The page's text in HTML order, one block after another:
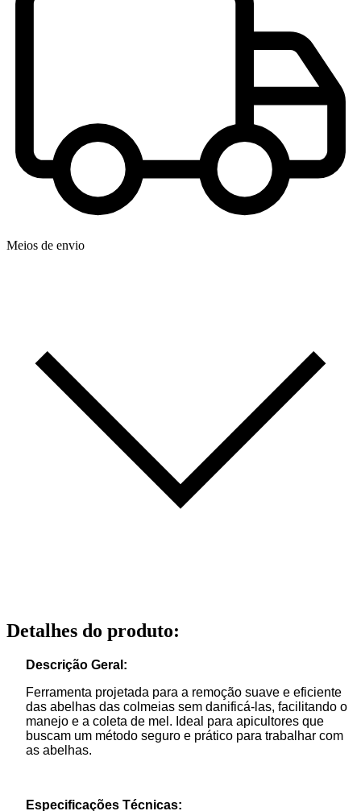
Meios de envio
Detalhes do produto:
Descrição Geral:
Ferramenta projetada para a remoção suave e eficiente
das abelhas das colmeias sem danificá-las, facilitando o
manejo e a coleta de mel. Ideal para apicultores que
buscam um método seguro e prático para trabalhar com
as abelhas.
Especificações Técnicas: